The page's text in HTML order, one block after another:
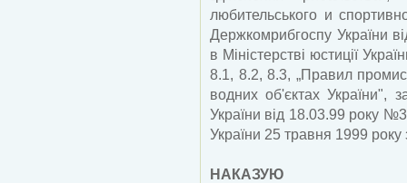
любительського и
Держкомрибгоспу України
в Міністерстві юстиції
8.1, 8.2, 8.3, „Правил
водних об'єктах України",
України від 18.03.99 року
України 25 травня 1999
НАКАЗУЮ